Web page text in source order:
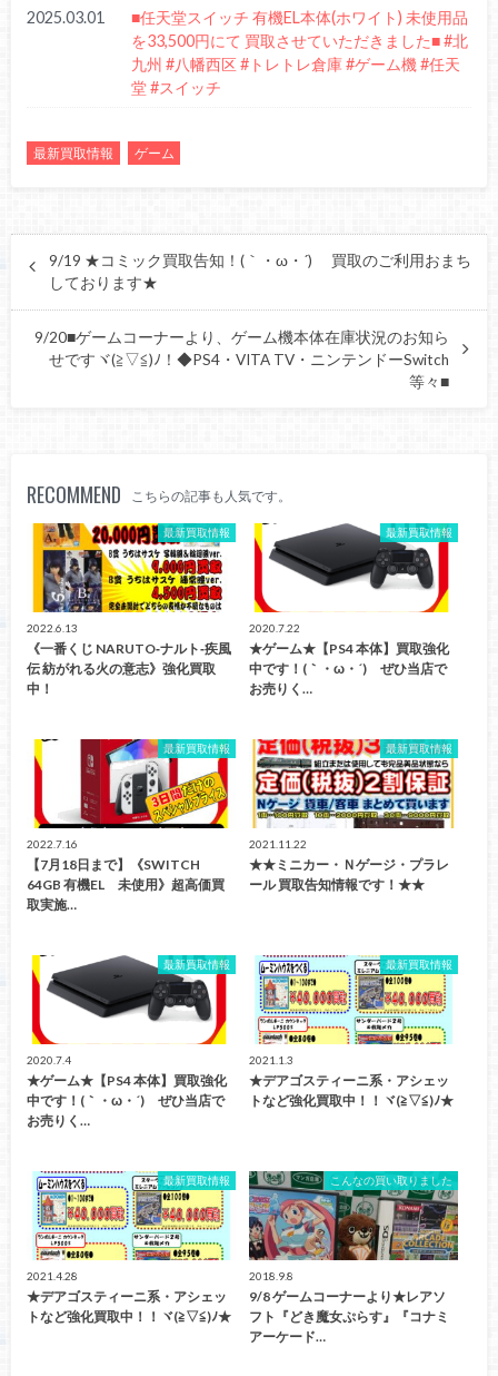
2025.03.01
■任天堂スイッチ 有機EL本体(ホワイト) 未使用品
を33,500円にて 買取させていただきました■ #北
九州 #八幡西区 #トレトレ倉庫 #ゲーム機 #任天
堂 #スイッチ
最新買取情報 ゲーム
9/19 ★コミック買取告知！(｀・ω・´)ゞ 買取のご利用おまち
しております★
9/20■ゲームコーナーより、ゲーム機本体在庫状況のお知ら
せですヾ(≧▽≦)ﾉ！◆PS4・VITA TV・ニンテンドーSwitch
等々■
RECOMMEND こちらの記事も人気です。
最新買取情報
2022.6.13
《一番くじ NARUTO‐ナルト‐疾風
伝 紡がれる火の意志》強化買取
中！
最新買取情報
2020.7.22
★ゲーム★【PS4 本体】買取強化
中です！(｀・ω・´)ゞぜひ当店で
お売りく…
最新買取情報
2022.7.16
【7月18日まで】《SWITCH
64GB 有機EL 未使用》超高価買
取実施…
最新買取情報
2021.11.22
★★ミニカー・Ｎゲージ・プラレ
ール 買取告知情報です！★★
最新買取情報
2020.7.4
★ゲーム★【PS4 本体】買取強化
中です！(｀・ω・´)ゞぜひ当店で
お売りく…
最新買取情報
2021.1.3
★デアゴスティーニ系・アシェッ
トなど強化買取中！！ヾ(≧▽≦)ﾉ★
最新買取情報
2021.4.28
★デアゴスティーニ系・アシェッ
トなど強化買取中！！ヾ(≧▽≦)ﾉ★
こんなの買い取りました
2018.9.8
9/8 ゲームコーナーより★レアソ
フト『どき魔女ぷらす』『コナミ
アーケード…